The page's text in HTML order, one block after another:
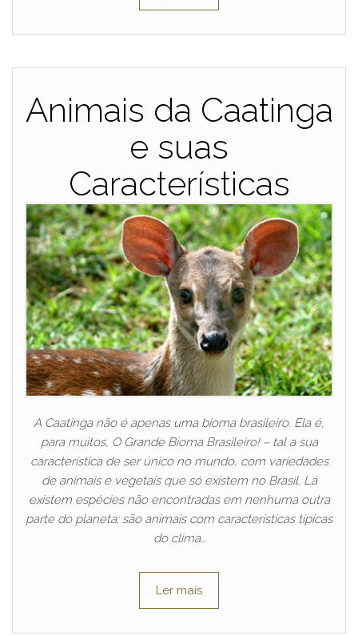
Animais da Caatinga
e suas
Características
A Caatinga não é apenas uma bioma brasileiro. Ela é,
para muitos, O Grande Bioma Brasileiro! – tal a sua
característica de ser único no mundo, com variedades
de animais e vegetais que só existem no Brasil. Lá
existem espécies não encontradas em nenhuma outra
parte do planeta; são animais com características típicas
do clima…
Ler mais